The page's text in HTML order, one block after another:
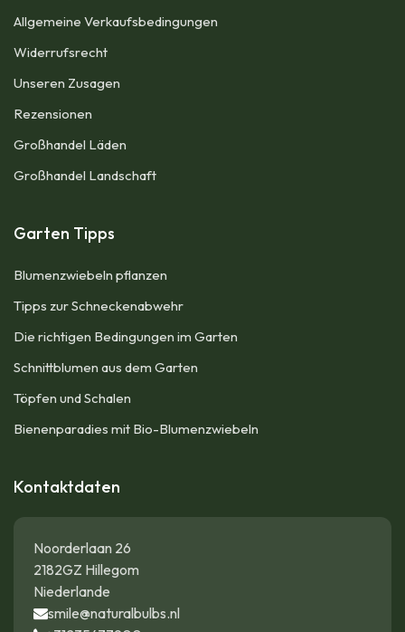
Allgemeine Verkaufsbedingungen​
Widerrufsrecht
Unseren Zusagen
Rezensionen​
Großhandel Läden
Großhandel Landschaft
Garten Tipps
Blumenzwiebeln pflanzen
Tipps zur Schneckenabwehr
Die richtigen Bedingungen im Garten
Schnittblumen aus dem Garten
Töpfen und Schalen
Bienenparadies mit Bio-Blumenzwiebeln
Kontaktdaten
Noorderlaan 26
2182GZ Hillegom
Niederlande
smile@naturalbulbs.nl